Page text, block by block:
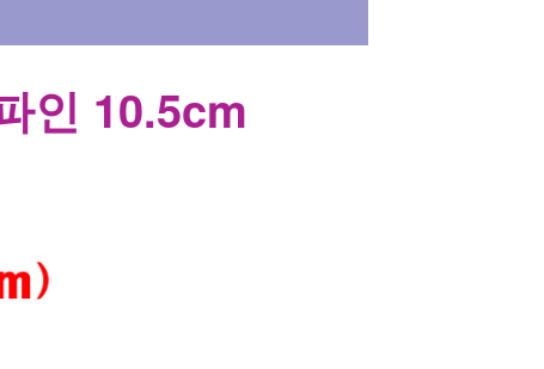
인 10.5cm